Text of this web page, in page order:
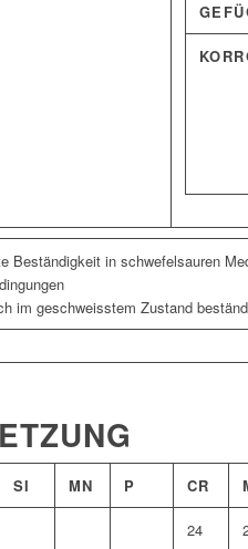
Beständigkeit in schwefelsauren
im geschweisstem Zustand
SI MN P CR
24